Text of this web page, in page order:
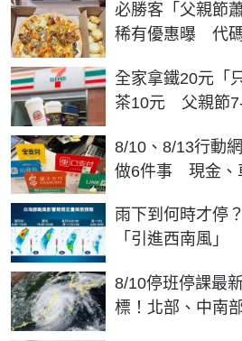
必勝客「父親節
稀有優惠曝 代
全家拿鐵20元「
茶10元 父親節
8/10、8/13行動
做6件事 現金、
雨下到何時才停
「引進西南風
8/10停班停課最
標！北部、中南